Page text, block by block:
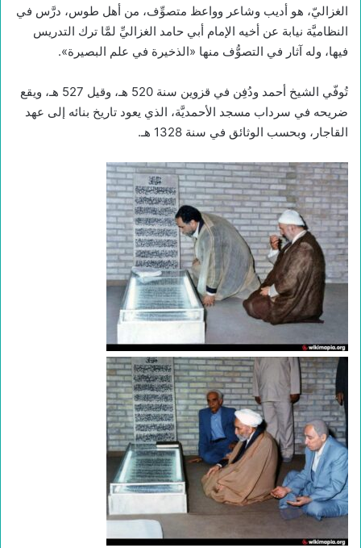
الغزاليّ، هو أديب وشاعر وواعظ متصوِّف، من أهل طوس، درَّس في
النظاميَّة نيابة عن أخيه الإمام أبي حامد الغزاليِّ لمَّا ترك التدريس
فيها، وله آثار في التصوُّف منها «الذخيرة في علم البصيرة».
تُوفّي الشيخ أحمد ودُفِن في قزوين سنة 520 هـ، وقيل 527 هـ، ويقع
ضريحه في سرداب مسجد الأحمديَّة، الذي یعود تاريخ بنائه إلی عهد
القاجار، وبحسب الوثائق في سنة 1328 هـ.